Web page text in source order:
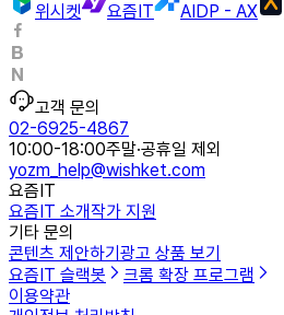
위시켓
요즘IT AIDP - AX
고객 문의
02-6925-4867
10:00-18:00주말·공휴일 제외
yozm_help@wishket.com
요즘IT
요즘IT 소개작가 지원
기타 문의
콘텐츠 제안하기광고 상품 보기
요즘IT 슬랙봇
크롬 확장 프로그램
이용약관